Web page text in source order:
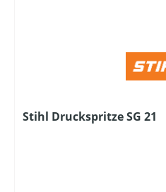
Stihl Druckspritze SG 21